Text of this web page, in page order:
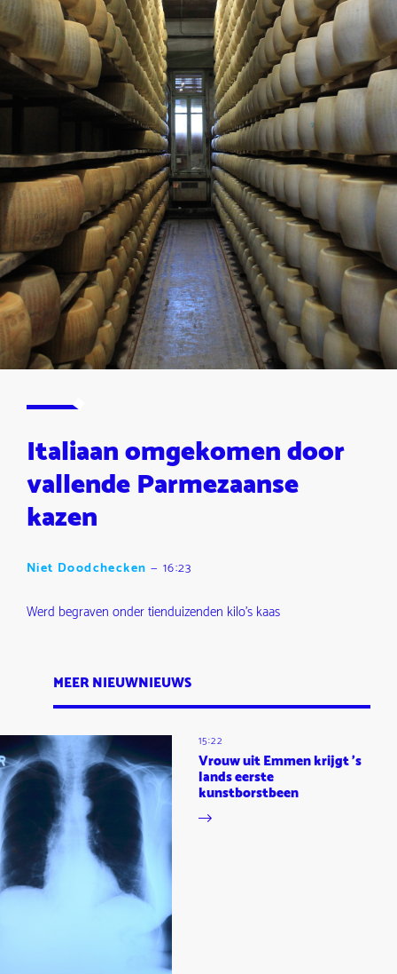
Italiaan omgekomen door
vallende Parmezaanse
kazen
Niet Doodchecken — 16:23
Werd begraven onder tienduizenden kilo's kaas
MEER NIEUWNIEUWS
15:22
Vrouw uit Emmen krijgt 's
lands eerste
kunstborstbeen